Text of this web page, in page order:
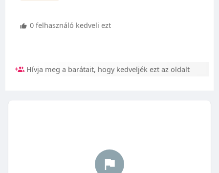
0 felhasználó kedveli ezt
Hívja meg a barátait, hogy kedveljék ezt az oldalt